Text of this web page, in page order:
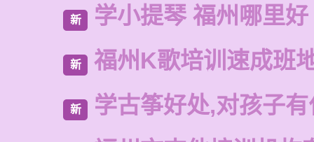
新 学小提琴 福州哪里好
新 福州K歌培训速成班
新 学古筝好处,对孩子